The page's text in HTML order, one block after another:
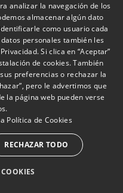
españolas
por
del Cuban
para las
SPANISH
ENGLISH
PORTUGUESE
analizar la navegación de los
almacenar algún dato
como usuario cada
personales también les
Si clica en “Aceptar”
de cookies. También
preferencias o rechazar la
pero le advertimos que
la página web pueden verse
Política de Cookies
RECHAZAR TODO